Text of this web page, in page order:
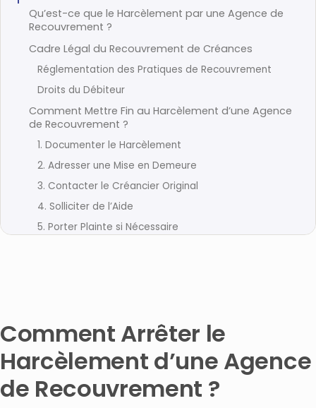
Qu’est-ce que le Harcèlement par une Agence de
Recouvrement ?
Cadre Légal du Recouvrement de Créances
Réglementation des Pratiques de Recouvrement
Droits du Débiteur
Comment Mettre Fin au Harcèlement d’une Agence
de Recouvrement ?
1. Documenter le Harcèlement
2. Adresser une Mise en Demeure
3. Contacter le Créancier Original
4. Solliciter de l’Aide
5. Porter Plainte si Nécessaire
3. Contacter le Créancier Original
4. Porter Plainte si Nécessaire
Recours Légaux et Sanctions
Impact Psychologique du Harcèlement et Soutien
Disponible
Comment Arrêter le
Harcèlement d’une Agence
de Recouvrement ?